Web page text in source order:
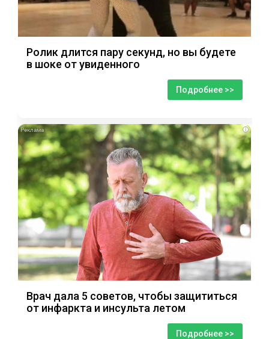
Ролик длится пару секунд, но вы будете
в шоке от увиденного
Подробнее >>
i
Врач дала 5 советов, чтобы защититься
от инфаркта и инсульта летом
Подробнее >>